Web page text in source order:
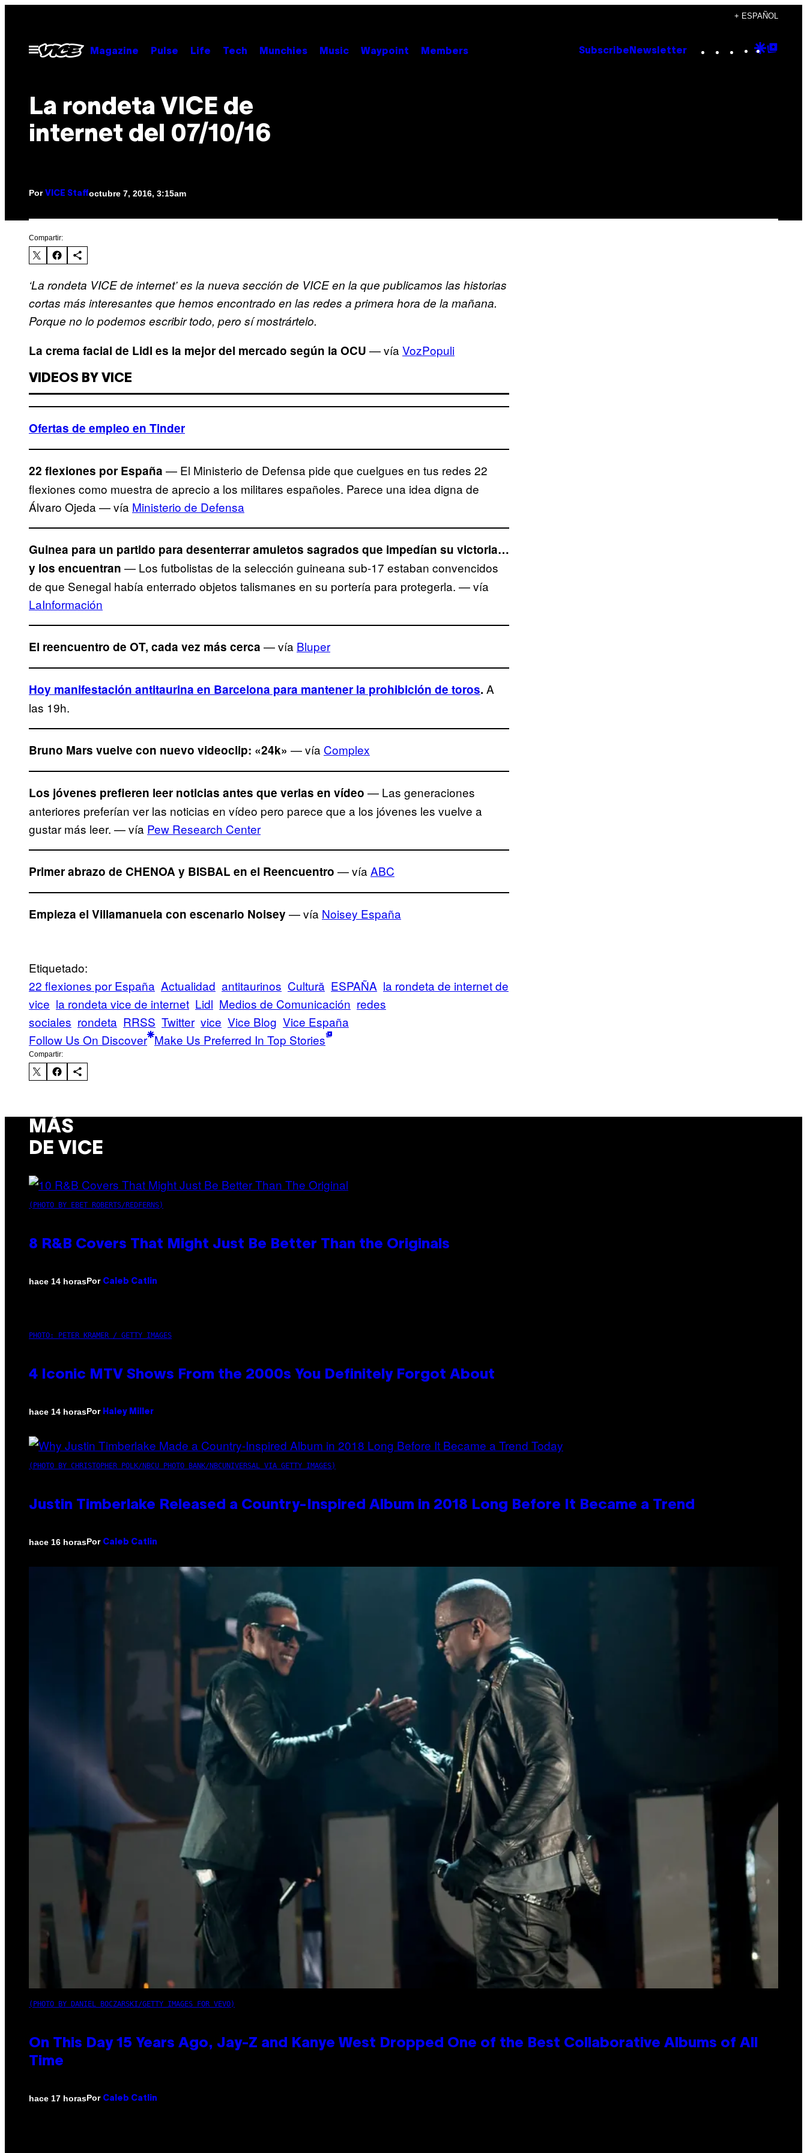
contenido
+ ESPAÑOL
Abrir
Menú
Magazine Pulse Life Tech Munchies Music Waypoint Members Subscribe Newsletter Instagram
TikTok
YouTube
Google
La rondeta VICE de
internet del 07/10/16
Por VICE Staffoctubre 7, 2016, 3:15am
Compartir:
‘La rondeta VICE de internet’ es la nueva sección de VICE en la que publicamos las historias
cortas más interesantes que hemos encontrado en las redes a primera hora de la mañana.
Porque no lo podemos escribir todo, pero sí mostrártelo.
La crema facial de Lidl es la mejor del mercado según la OCU — vía VozPopuli
VIDEOS BY VICE
Ofertas de empleo en Tinder
22 flexiones por España — El Ministerio de Defensa pide que cuelgues en tus redes 22
flexiones como muestra de aprecio a los militares españoles. Parece una idea digna de
Álvaro Ojeda — vía Ministerio de Defensa
Guinea para un partido para desenterrar amuletos sagrados que impedían su victoria…
y los encuentran — Los futbolistas de la selección guineana sub-17 estaban convencidos
de que Senegal había enterrado objetos talismanes en su portería para protegerla. — vía
LaInformación
El reencuentro de OT, cada vez más cerca — vía Bluper
Hoy manifestación antitaurina en Barcelona para mantener la prohibición de toros. A
las 19h.
Bruno Mars vuelve con nuevo videoclip: «24k» — vía Complex
Los jóvenes prefieren leer noticias antes que verlas en vídeo — Las generaciones
anteriores preferían ver las noticias en vídeo pero parece que a los jóvenes les vuelve a
gustar más leer. — vía Pew Research Center
Primer abrazo de CHENOA y BISBAL en el Reencuentro — vía ABC
Empieza el Villamanuela con escenario Noisey — vía Noisey España
Etiquetado:
22 flexiones por España Actualidad antitaurinos Cultură ESPAÑA la rondeta de internet de
vice la rondeta vice de internet Lidl Medios de Comunicación redes
sociales rondeta RRSS Twitter vice Vice Blog Vice España
Follow Us On Discover Make Us Preferred In Top Stories
Compartir:
MÁS
DE VICE
(PHOTO BY EBET ROBERTS/REDFERNS)
8 R&B Covers That Might Just Be Better Than the Originals
hace 14 horasPor Caleb Catlin
PHOTO: PETER KRAMER / GETTY IMAGES
4 Iconic MTV Shows From the 2000s You Definitely Forgot About
hace 14 horasPor Haley Miller
(PHOTO BY CHRISTOPHER POLK/NBCU PHOTO BANK/NBCUNIVERSAL VIA GETTY IMAGES)
Justin Timberlake Released a Country-Inspired Album in 2018 Long Before It Became a Trend
hace 16 horasPor Caleb Catlin
(PHOTO BY DANIEL BOCZARSKI/GETTY IMAGES FOR VEVO)
On This Day 15 Years Ago, Jay-Z and Kanye West Dropped One of the Best Collaborative Albums of All
Time
hace 17 horasPor Caleb Catlin